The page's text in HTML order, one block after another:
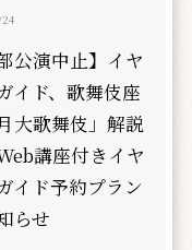
公演中止】イヤ
イド、歌舞伎座
月大歌舞伎」解説
講座付きイヤ
イド予約プラン
らせ